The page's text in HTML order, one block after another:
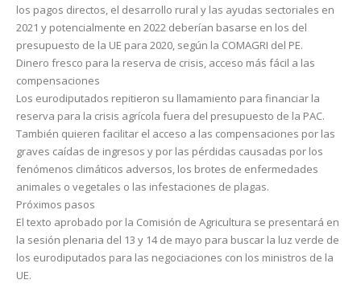
los pagos directos, el desarrollo rural y las ayudas sectoriales en
2021 y potencialmente en 2022 deberían basarse en los del
presupuesto de la UE para 2020, según la COMAGRI del PE.
Dinero fresco para la reserva de crisis, acceso más fácil a las
compensaciones
Los eurodiputados repitieron su llamamiento para financiar la
reserva para la crisis agrícola fuera del presupuesto de la PAC.
También quieren facilitar el acceso a las compensaciones por las
graves caídas de ingresos y por las pérdidas causadas por los
fenómenos climáticos adversos, los brotes de enfermedades
animales o vegetales o las infestaciones de plagas.
Próximos pasos
El texto aprobado por la Comisión de Agricultura se presentará en
la sesión plenaria del 13 y 14 de mayo para buscar la luz verde de
los eurodiputados para las negociaciones con los ministros de la
UE.